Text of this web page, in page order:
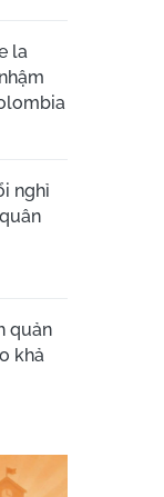
la
nghỉ
quản
khả